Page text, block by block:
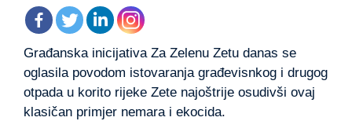
Građanska inicijativa Za Zelenu Zetu danas se
oglasila povodom istovaranja građevisnkog i drugog
otpada u korito rijeke Zete najoštrije osudivši ovaj
klasičan primjer nemara i ekocida.